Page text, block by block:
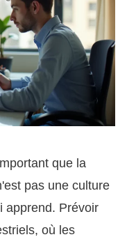
que la
pas une culture
Prévoir
où les